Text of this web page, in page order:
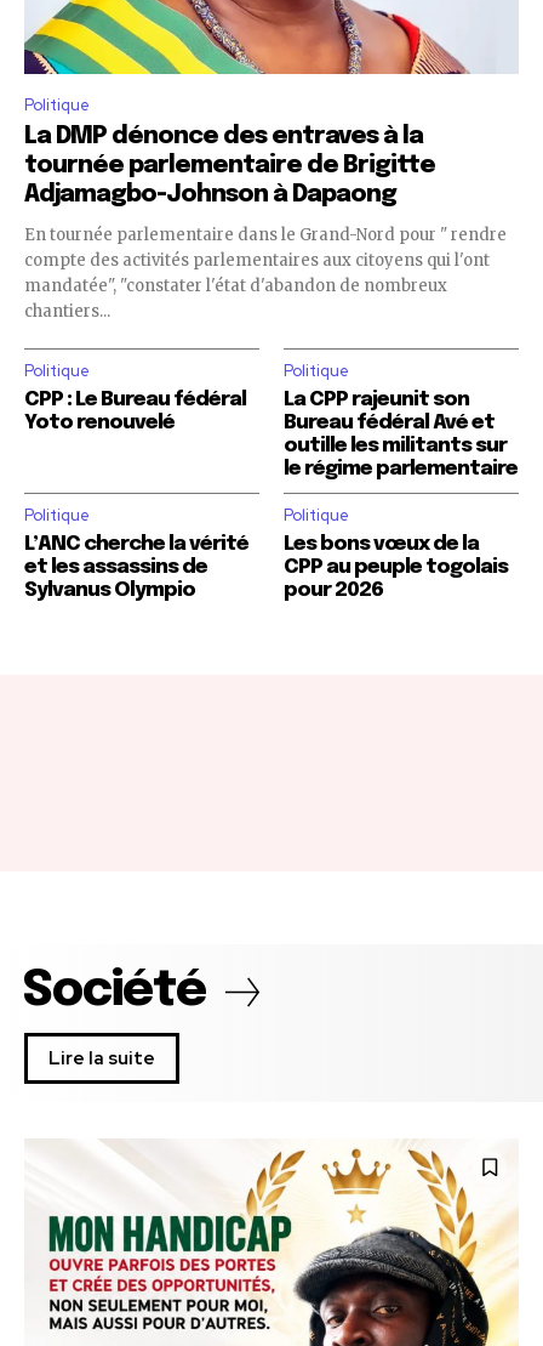
Politique
La DMP dénonce des entraves à la
tournée parlementaire de Brigitte
Adjamagbo-Johnson à Dapaong
En tournée parlementaire dans le Grand-Nord pour " rendre
compte des activités parlementaires aux citoyens qui l'ont
mandatée", "constater l'état d'abandon de nombreux
chantiers...
Politique
CPP : Le Bureau fédéral
Yoto renouvelé
Politique
La CPP rajeunit son
Bureau fédéral Avé et
outille les militants sur
le régime parlementaire
Politique
L’ANC cherche la vérité
et les assassins de
Sylvanus Olympio
Politique
Les bons vœux de la
CPP au peuple togolais
pour 2026
Société
Lire la suite